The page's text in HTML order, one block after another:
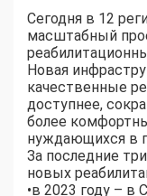
Сегодня в 12
масштабный
Новая
качественные
доступнее,
более
нуждающихся в
За последние
новых
•​в 2023 году – в